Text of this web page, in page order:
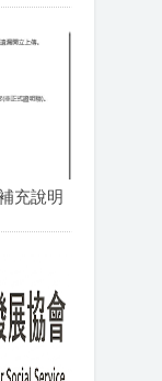
充說明